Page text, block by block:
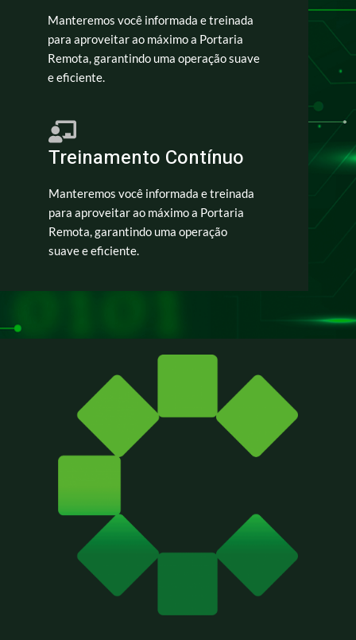
Manteremos você informada e treinada
para aproveitar ao máximo a Portaria
Remota, garantindo uma operação suave
e eficiente.
Treinamento Contínuo
Manteremos você informada e treinada
para aproveitar ao máximo a Portaria
Remota, garantindo uma operação
suave e eficiente.